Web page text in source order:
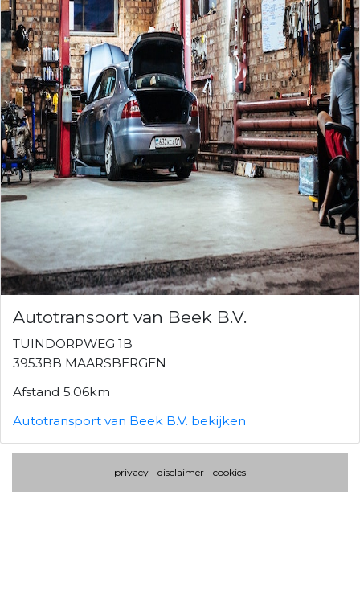
Autotransport van Beek B.V.
TUINDORPWEG 1B
3953BB MAARSBERGEN
Afstand 5.06km
Autotransport van Beek B.V. bekijken
privacy - disclaimer - cookies